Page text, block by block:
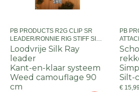
PB PRODUCTS R2G CLIP SR
LEADER/RONNIE RIG STIFF SIZE
6 2PCS WEED
Loodvrije Silk Ray
leader
Kant-en-klaar systeem
Weed camouflage 90
cm
PB
SILT
Silt-
€ 15,99